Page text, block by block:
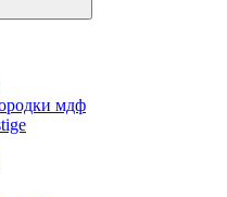
мдф